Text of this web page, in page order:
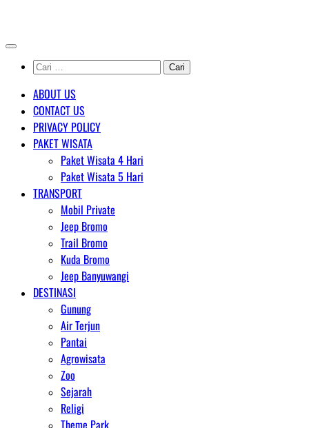
content
Cari
untuk:
ABOUT US
CONTACT US
PRIVACY POLICY
PAKET WISATA
Paket Wisata 4 Hari
Paket Wisata 5 Hari
TRANSPORT
Mobil Private
Jeep Bromo
Trail Bromo
Kuda Bromo
Jeep Banyuwangi
DESTINASI
Gunung
Air Terjun
Pantai
Agrowisata
Zoo
Sejarah
Religi
Theme Park